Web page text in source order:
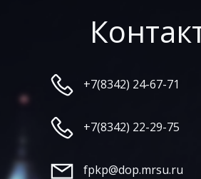
+7(8342) 24-67-71
+7(8342) 22-29-75
fpkp@dop.mrsu.ru